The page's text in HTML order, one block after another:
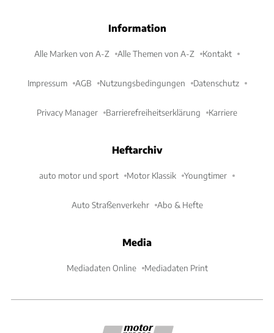
Information
Alle Marken von A-Z Alle Themen von A-Z Kontakt
Impressum AGB Nutzungsbedingungen Datenschutz
Privacy Manager Barrierefreiheitserklärung Karriere
Heftarchiv
auto motor und sport Motor Klassik Youngtimer
Auto Straßenverkehr Abo & Hefte
Media
Mediadaten Online Mediadaten Print